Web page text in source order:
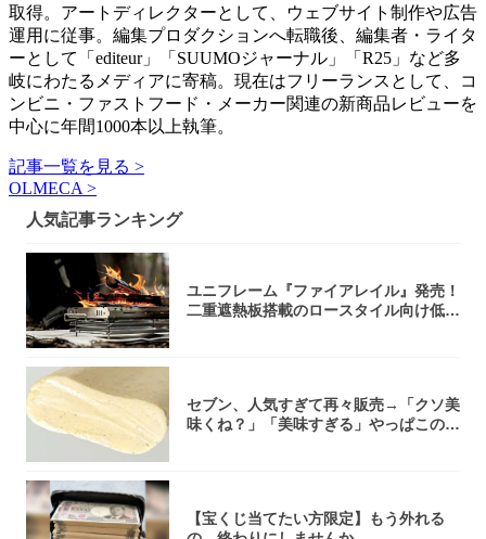
取得。アートディレクターとして、ウェブサイト制作や広告
運用に従事。編集プロダクションへ転職後、編集者・ライタ
ーとして「editeur」「SUUMOジャーナル」「R25」など多
岐にわたるメディアに寄稿。現在はフリーランスとして、コ
ンビニ・ファストフード・メーカー関連の新商品レビューを
中心に年間1000本以上執筆。
記事一覧を見る >
OLMECA >
人気記事ランキング
ユニフレーム『ファイアレイル』発売！
二重遮熱板搭載のロースタイル向け低型
セブン、人気すぎて再々販売→「クソ美
味くね？」「美味すぎる」やっぱこのク
【宝くじ当てたい方限定】もう外れる